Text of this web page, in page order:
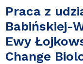
Praca z
Babińskiej-
Ewy
Change